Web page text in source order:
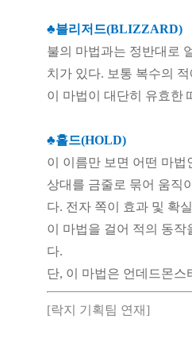
♣블리저드(BLIZZARD)
불의 마법과는 정반대로
치가 있다. 보통 복수의
이 마법이 대단히 유효한
♣홀드(HOLD)
이 이름만 보면 어떤 마
상대를 금줄로 묶어 움직
다. 전자 쪽이 효과 및 확
이 마법을 걸어 적의 동작
다.
단, 이 마법은 언데드몬
[락지 기획팀 연재]